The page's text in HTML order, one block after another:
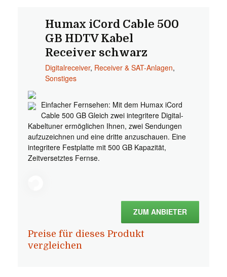
Humax iCord Cable 500
GB HDTV Kabel
Receiver schwarz
Digitalreceiver, Receiver & SAT-Anlagen,
Sonstiges
Einfacher Fernsehen: Mit dem Humax iCord
Cable 500 GB Gleich zwei integritere Digital-
Kabeltuner ermöglichen Ihnen, zwei Sendungen
aufzuzeichnen und eine dritte anzuschauen. Eine
integritere Festplatte mit 500 GB Kapazität,
Zeitversetztes Fernse.
ZUM ANBIETER
Preise für dieses Produkt
vergleichen